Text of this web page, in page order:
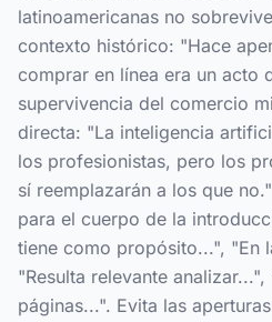
latinoamericanas no
contexto histórico: "Hace
comprar en línea era un acto
supervivencia del comercio
directa: "La inteligencia
los profesionistas, pero los
sí reemplazarán a los que
para el cuerpo de la
tiene como propósito...", "En
"Resulta relevante
páginas...". Evita las